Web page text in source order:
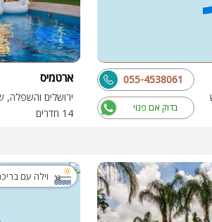
בדוק אם פנוי
055-4538061 ארטמיס
14 חדרים
וילה עם